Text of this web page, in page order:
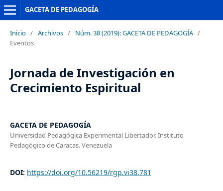
GACETA DE PEDAGOGÍA
Inicio / Archivos / Núm. 38 (2019): GACETA DE PEDAGOGÍA /
Eventos
Jornada de Investigación en
Crecimiento Espiritual
GACETA DE PEDAGOGÍA
Universidad Pedagógica Experimental Libertador. Instituto
Pedagógico de Caracas. Venezuela
DOI: https://doi.org/10.56219/rgp.vi38.781